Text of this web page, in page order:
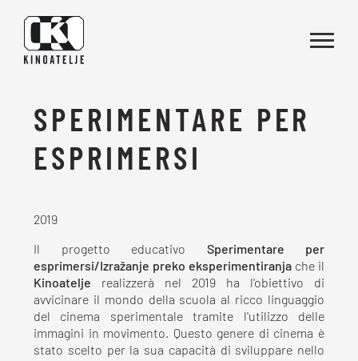
SPERIMENTARE PER
ESPRIMERSI
2019
Il progetto educativo Sperimentare per
esprimersi/Izražanje preko eksperimentiranja che il
Kinoatelje realizzerà nel 2019 ha l'obiettivo di
avvicinare il mondo della scuola al ricco linguaggio
del cinema sperimentale tramite l'utilizzo delle
immagini in movimento. Questo genere di cinema è
stato scelto per la sua capacità di sviluppare nello